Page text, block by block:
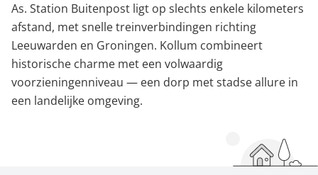
As. Station Buitenpost ligt op slechts enkele kilometers
afstand, met snelle treinverbindingen richting
Leeuwarden en Groningen. Kollum combineert
historische charme met een volwaardig
voorzieningenniveau — een dorp met stadse allure in
een landelijke omgeving.